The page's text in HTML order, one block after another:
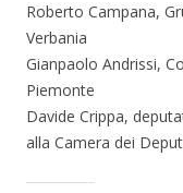
Roberto Campana,
Verbania
Gianpaolo Andrissi,
Piemonte
Davide Crippa,
alla Camera dei